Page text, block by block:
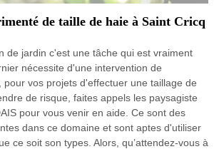
de taille de haie à Saint Cricq
de jardin c'est une tâche qui est vraiment
nécessite d'une intervention de
pour vos projets d'effectuer une taillage de
de risque, faites appels les paysagiste
pour vous venir en aide. Ce sont des
dans ce domaine et sont aptes d'utiliser
ce soit son types. Alors, qu’attendez-vous à